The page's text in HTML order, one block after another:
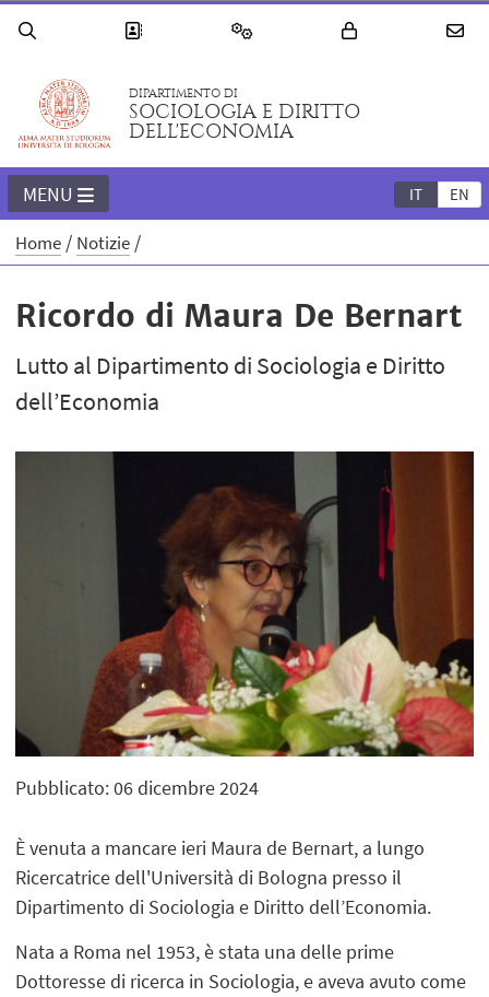
DIPARTIMENTO DI
SOCIOLOGIA E DIRITTO
DELL'ECONOMIA
IT EN
MENU
Home Notizie
Ricordo di Maura De Bernart
Lutto al Dipartimento di Sociologia e Diritto
dell’Economia
Pubblicato: 06 dicembre 2024
È venuta a mancare ieri Maura de Bernart, a lungo
Ricercatrice dell'Università di Bologna presso il
Dipartimento di Sociologia e Diritto dell’Economia.
Nata a Roma nel 1953, è stata una delle prime
Dottoresse di ricerca in Sociologia, e aveva avuto come